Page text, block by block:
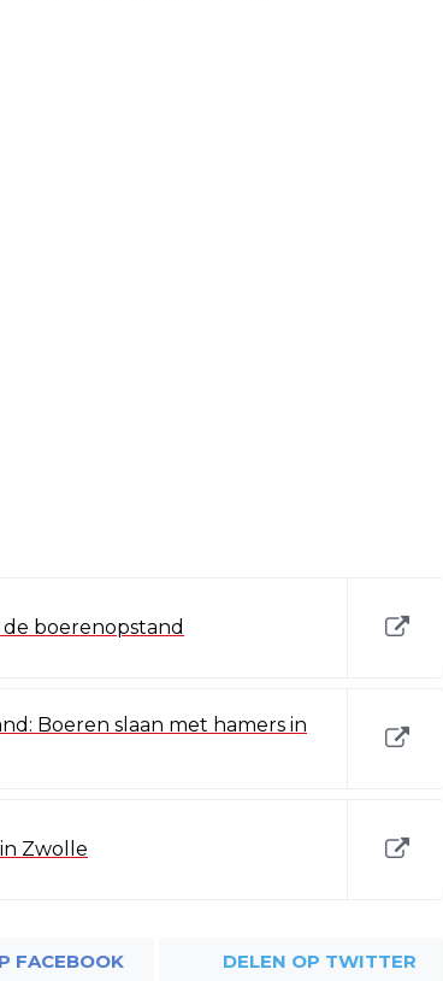
boerenopstand
Boeren slaan met hamers in
Zwolle
FACEBOOK DELEN OP TWITTER